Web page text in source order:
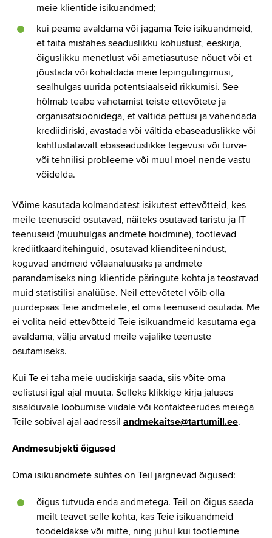
meie klientide isikuandmed;
kui peame avaldama või jagama Teie isikuandmeid,
et täita mistahes seaduslikku kohustust, eeskirja,
õiguslikku menetlust või ametiasutuse nõuet või et
jõustada või kohaldada meie lepingutingimusi,
sealhulgas uurida potentsiaalseid rikkumisi. See
hõlmab teabe vahetamist teiste ettevõtete ja
organisatsioonidega, et vältida pettusi ja vähendada
krediidiriski, avastada või vältida ebaseaduslikke või
kahtlustatavalt ebaseaduslikke tegevusi või turva-
või tehnilisi probleeme või muul moel nende vastu
võidelda.
Võime kasutada kolmandatest isikutest ettevõtteid, kes
meile teenuseid osutavad, näiteks osutavad taristu ja IT
teenuseid (muuhulgas andmete hoidmine), töötlevad
krediitkaarditehinguid, osutavad klienditeenindust,
koguvad andmeid võlaanalüüsiks ja andmete
parandamiseks ning klientide päringute kohta ja teostavad
muid statistilisi analüüse. Neil ettevõtetel võib olla
juurdepääs Teie andmetele, et oma teenuseid osutada. Me
ei volita neid ettevõtteid Teie isikuandmeid kasutama ega
avaldama, välja arvatud meile vajalike teenuste
osutamiseks.
Kui Te ei taha meie uudiskirja saada, siis võite oma
eelistusi igal ajal muuta. Selleks klikkige kirja jaluses
sisalduvale loobumise viidale või kontakteerudes meiega
Teile sobival ajal aadressil andmekaitse@tartumill.ee.
Andmesubjekti õigused
Oma isikuandmete suhtes on Teil järgnevad õigused:
õigus tutvuda enda andmetega. Teil on õigus saada
meilt teavet selle kohta, kas Teie isikuandmeid
töödeldakse või mitte, ning juhul kui töötlemine